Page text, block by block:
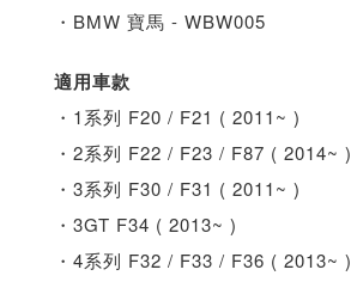
・BMW 寶馬 - WBW005
適用車款
・1系列 F20 / F21 ( 2011~ )
・2系列 F22 / F23 / F87 ( 2014~ )
・3系列 F30 / F31 ( 2011~ )
・3GT F34 ( 2013~ )
・4系列 F32 / F33 / F36 ( 2013~ )